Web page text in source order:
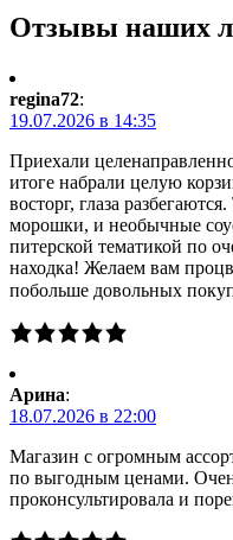
Отзывы наших
regina72:
19.07.2026 в 14:35
Приехали
итоге набрали целую
восторг, глаза
морошки, и необычные
питерской тематикой по
находка! Желаем вам
побольше довольных
Арина:
18.07.2026 в 22:00
Магазин с огромным
по выгодным ценами.
проконсультировала и